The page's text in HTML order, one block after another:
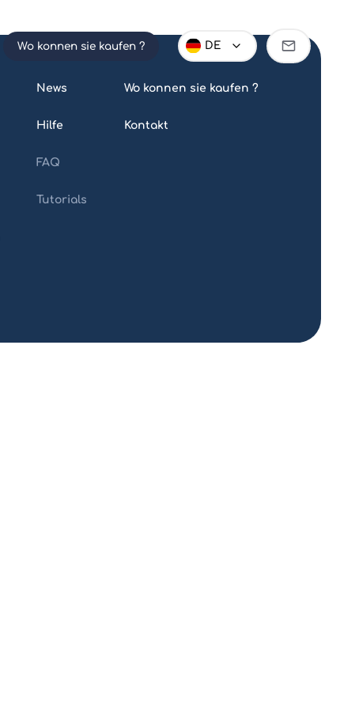
Wo konnen sie kaufen ? DE
Partner
werden
News
Hilfe
FAQ
Tutorials
Wo konnen sie kaufen ?
Kontakt